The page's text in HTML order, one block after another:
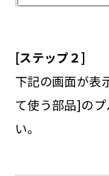
[ステップ２]
下記の画面が表
て使う部品]の
い。